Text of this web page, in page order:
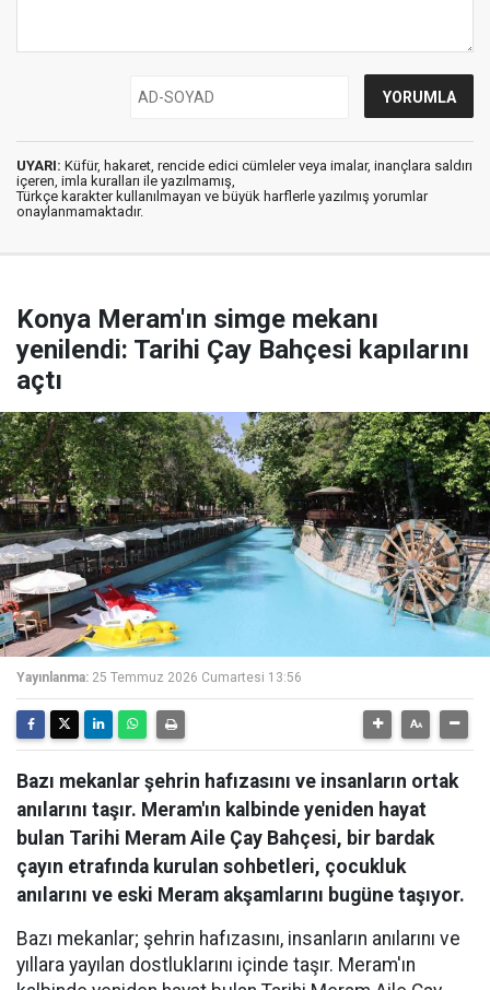
UYARI: Küfür, hakaret, rencide edici cümleler veya imalar, inançlara saldırı
içeren, imla kuralları ile yazılmamış,
Türkçe karakter kullanılmayan ve büyük harflerle yazılmış yorumlar
onaylanmamaktadır.
Konya Meram'ın simge mekanı
yenilendi: Tarihi Çay Bahçesi kapılarını
açtı
Yayınlanma: 25 Temmuz 2026 Cumartesi 13:56
Bazı mekanlar şehrin hafızasını ve insanların ortak
anılarını taşır. Meram'ın kalbinde yeniden hayat
bulan Tarihi Meram Aile Çay Bahçesi, bir bardak
çayın etrafında kurulan sohbetleri, çocukluk
anılarını ve eski Meram akşamlarını bugüne taşıyor.
Bazı mekanlar; şehrin hafızasını, insanların anılarını ve
yıllara yayılan dostluklarını içinde taşır. Meram'ın